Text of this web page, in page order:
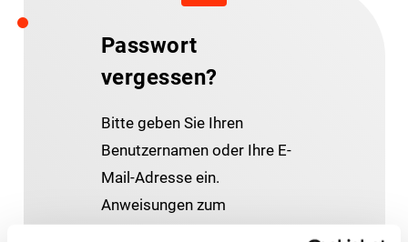
Passwort
vergessen?
Bitte geben Sie Ihren
Benutzernamen oder Ihre E-
Mail-Adresse ein.
Anweisungen zum